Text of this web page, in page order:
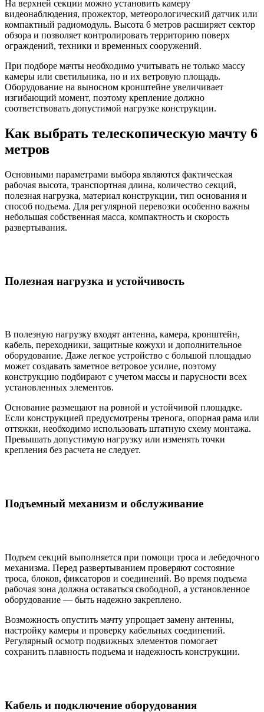
На верхней секции можно установить камеру
видеонаблюдения, прожектор, метеорологический датчик или
компактный радиомодуль. Высота 6 метров расширяет сектор
обзора и позволяет контролировать территорию поверх
ограждений, техники и временных сооружений.
При подборе мачты необходимо учитывать не только массу
камеры или светильника, но и их ветровую площадь.
Оборудование на выносном кронштейне увеличивает
изгибающий момент, поэтому крепление должно
соответствовать допустимой нагрузке конструкции.
Как выбрать телескопическую мачту 6
метров
Основными параметрами выбора являются фактическая
рабочая высота, транспортная длина, количество секций,
полезная нагрузка, материал конструкции, тип основания и
способ подъема. Для регулярной перевозки особенно важны
небольшая собственная масса, компактность и скорость
развертывания.
Полезная нагрузка и устойчивость
В полезную нагрузку входят антенна, камера, кронштейн,
кабель, переходники, защитные кожухи и дополнительное
оборудование. Даже легкое устройство с большой площадью
может создавать заметное ветровое усилие, поэтому
конструкцию подбирают с учетом массы и парусности всех
установленных элементов.
Основание размещают на ровной и устойчивой площадке.
Если конструкцией предусмотрены тренога, опорная рама или
оттяжки, необходимо использовать штатную схему монтажа.
Превышать допустимую нагрузку или изменять точки
крепления без расчета не следует.
Подъемный механизм и обслуживание
Подъем секций выполняется при помощи троса и лебедочного
механизма. Перед развертыванием проверяют состояние
троса, блоков, фиксаторов и соединений. Во время подъема
рабочая зона должна оставаться свободной, а установленное
оборудование — быть надежно закреплено.
Возможность опустить мачту упрощает замену антенны,
настройку камеры и проверку кабельных соединений.
Регулярный осмотр подвижных элементов помогает
сохранить плавность подъема и надежность конструкции.
Кабель и подключение оборудования